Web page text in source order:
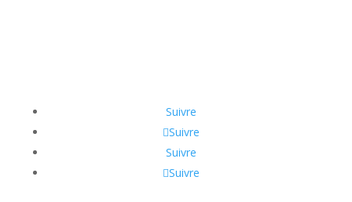
Suivre
Suivre
Suivre
Suivre